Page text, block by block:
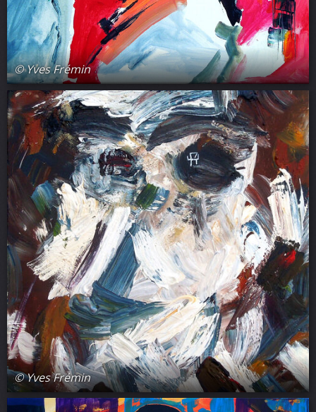
© Yves Frémin
© Yves Frémin